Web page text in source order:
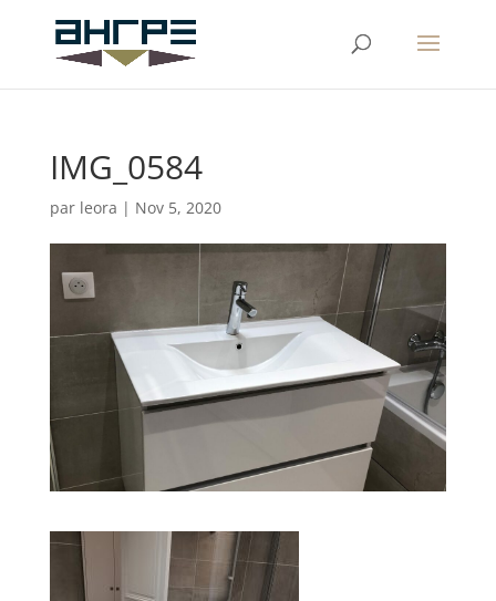
IMG_0584
par leora | Nov 5, 2020